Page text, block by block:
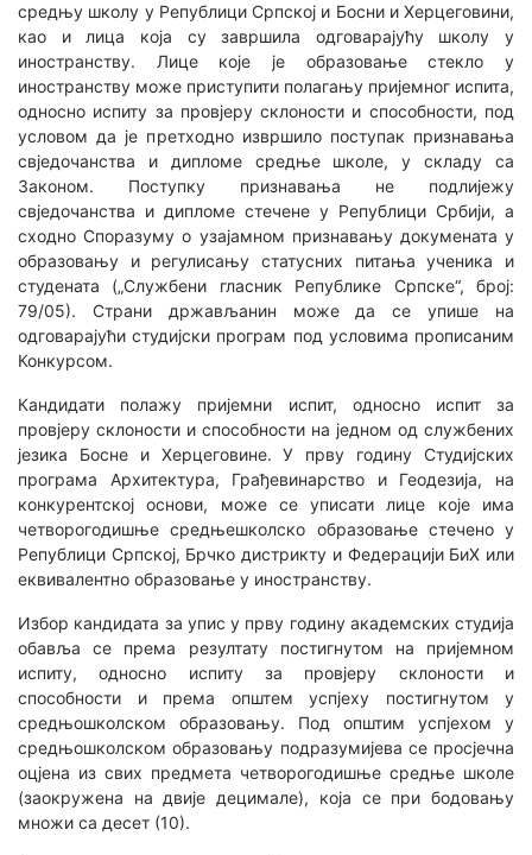
средњу школу у Републици Српској и Босни и Херцеговини,
као и лица која су завршила одговарајућу школу у
иностранству. Лице које је образовање стекло у
иностранству може приступити полагању пријемног испита,
односно испиту за провјеру склоности и способности, под
условом да је претходно извршило поступак признавања
свједочанства и дипломе средње школе, у складу са
Законом. Поступку признавања не подлијежу
свједочанства и дипломе стечене у Републици Србији, а
сходно Споразуму о узајамном признавању докумената у
образовању и регулисању статусних питања ученика и
студената („Службени гласник Републике Српске“, број:
79/05). Страни држављанин може да се упише на
одговарајући студијски програм под условима прописаним
Конкурсом.
Кандидати полажу пријемни испит, односно испит за
провјеру склоности и способности на једном од службених
језика Босне и Херцеговине. У прву годину Студијских
програма Архитектура, Грађевинарство и Геодезија, на
конкурентској основи, може се уписати лице које има
четворогодишње средњешколско образовање стечено у
Републици Српској, Брчко дистрикту и Федерацији БиХ или
еквивалентно образовање у иностранству.
Избор кандидата за упис у прву годину академских студија
обавља се према резултату постигнутом на пријемном
испиту, односно испиту за провјеру склоности и
способности и према општем успјеху постигнутом у
средњошколском образовању. Под општим успјехом у
средњошколском образовању подразумијева се просјечна
оцјена из свих предмета четворогодишње средње школе
(заокружена на двије децимале), која се при бодовању
множи са десет (10).